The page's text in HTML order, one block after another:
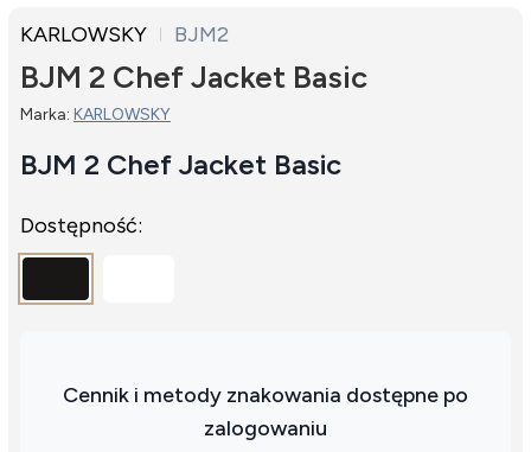
KARLOWSKY BJM2
BJM 2 Chef Jacket Basic
Marka: KARLOWSKY
BJM 2 Chef Jacket Basic
Dostępność:
Cennik i metody znakowania dostępne po
zalogowaniu